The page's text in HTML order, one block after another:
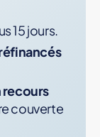
15 jours.
recours
couverte